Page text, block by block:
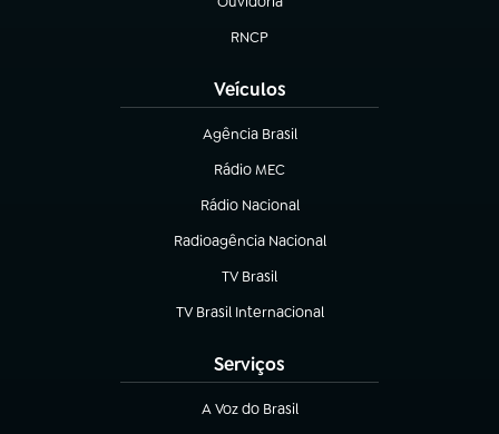
(abre em nova aba)
RNCP
(abre em nova aba)
Veículos
Agência Brasil
(abre em nova aba)
Rádio MEC
(abre em nova aba)
Rádio Nacional
Radioagência Nacional
(abre em nova aba)
TV Brasil
(abre em nova aba)
TV Brasil Internacional
(abre em nova aba)
Serviços
A Voz do Brasil
(abre em nova aba)